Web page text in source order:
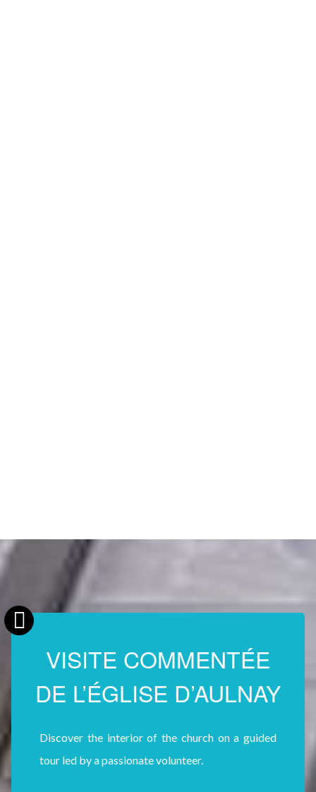
VISITE COMMENTÉE
DE L’ÉGLISE D’AULNAY
Discover the interior of the church on a guided
tour led by a passionate volunteer.